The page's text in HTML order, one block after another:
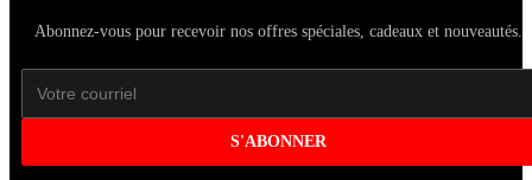
Abonnez-vous pour recevoir nos offres spéciales, cadeaux et nouveautés.
S'ABONNER